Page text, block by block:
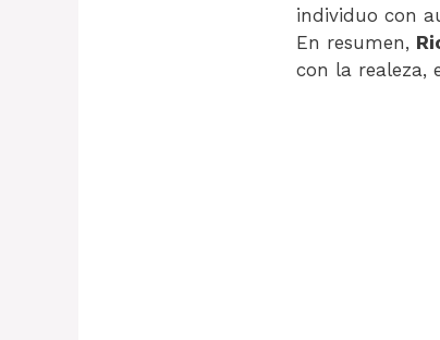
individuo con
En resumen,
con la realeza,